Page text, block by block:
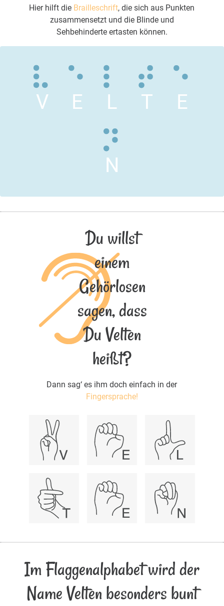
Hier hilft die Brailleschrift, die sich aus Punkten
zusammensetzt und die Blinde und
Sehbehinderte ertasten können.
V E L T E
N
Du willst
einem
Gehörlosen
sagen, dass
Du Velten
heißt?
Dann sag‘ es ihm doch einfach in der
Fingersprache!
Im Flaggenalphabet wird der
Name Velten besonders bunt